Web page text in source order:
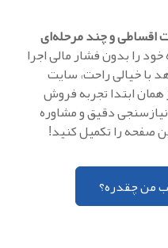
اقساطی و چند مرحله‌ای
را بدون فشار مالی اجرا
با خیالی راحت، سایت
همان ابتدا تجربه فروش
دقیق و مشاوره
صفحه را تکمیل کنید!
من چقدره؟